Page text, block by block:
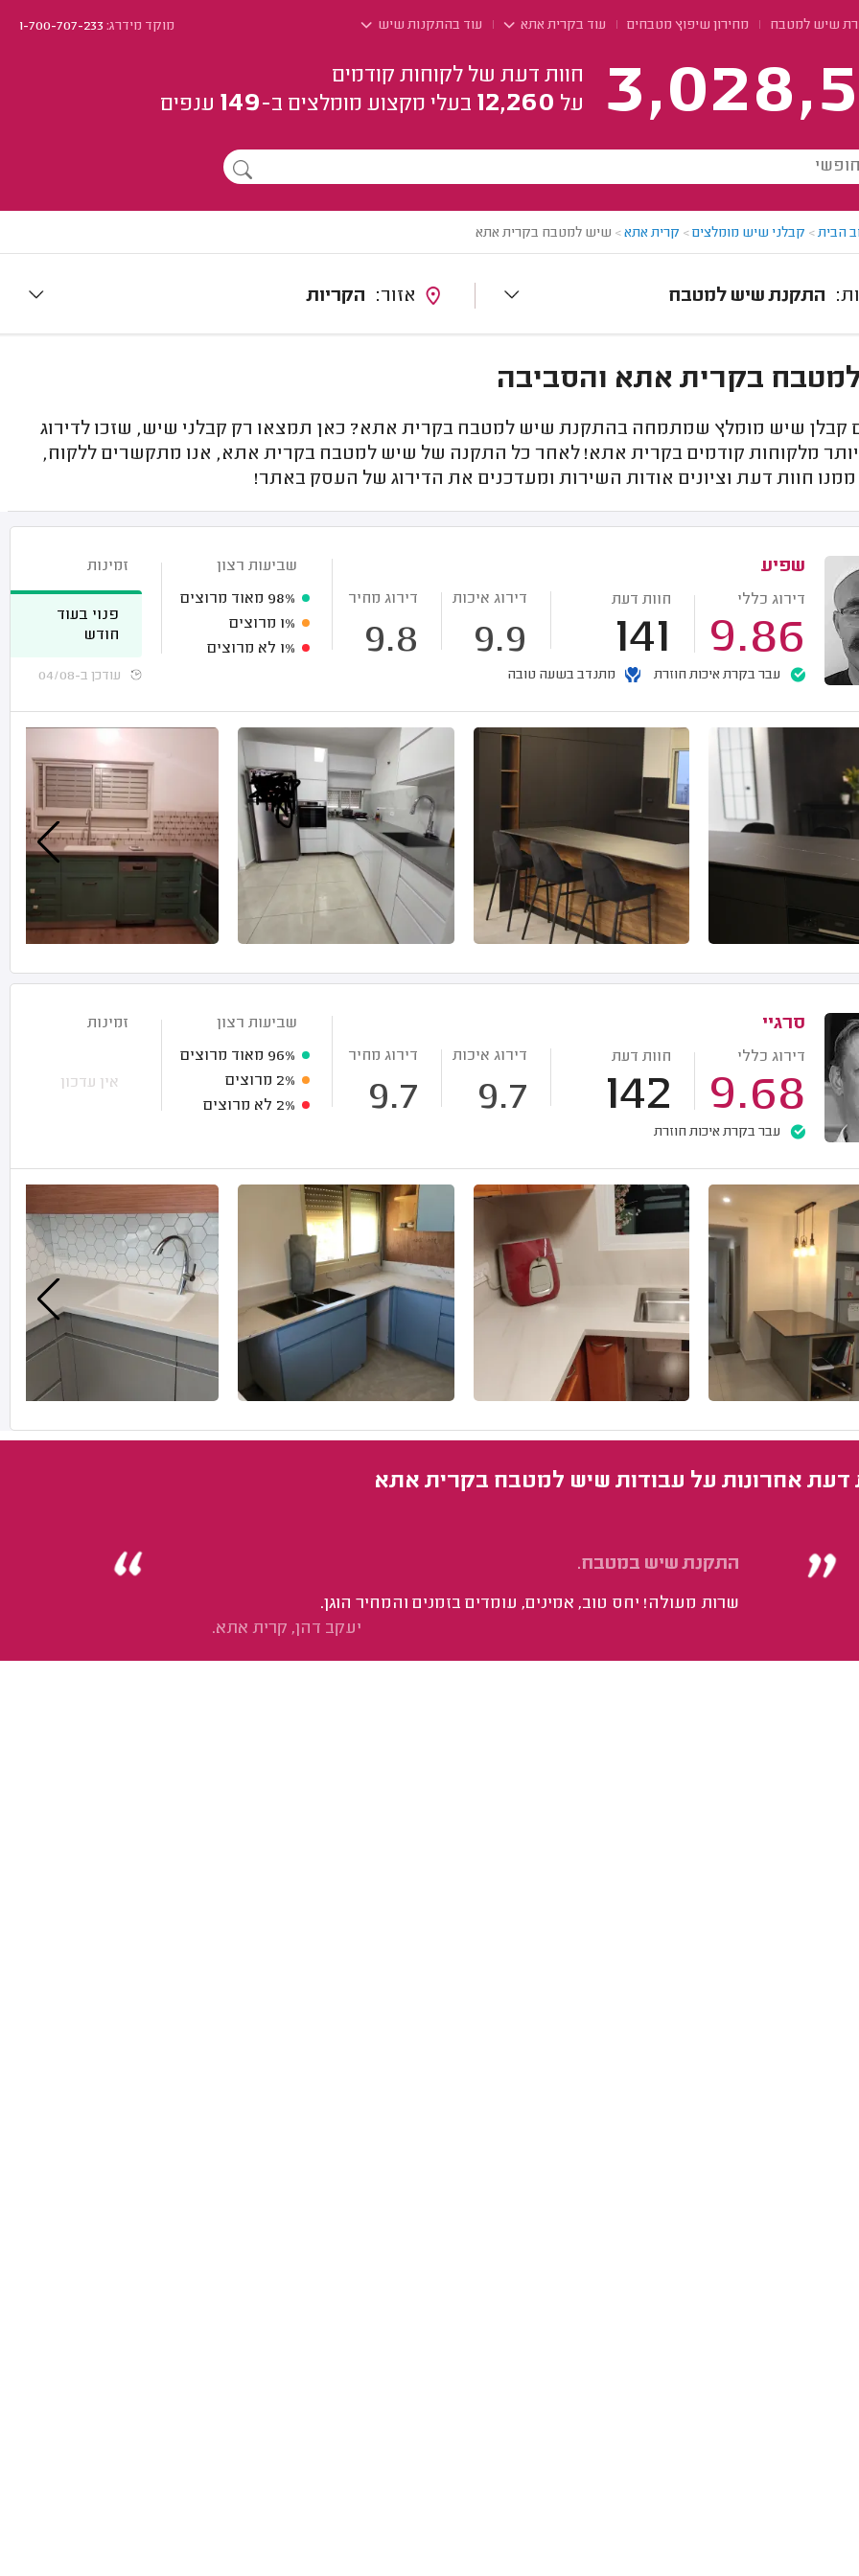
שיש למטבח מחירון שיפוץ מטבחים עוד בקרית אתא עוד בהתקנות שיש מוקד מידרג:1-700-707-233
חוות דעת של לקוחות קודמים
על 12,260 בעלי מקצוע מומלצים ב-149 ענפים
הבית> קבלני שיש מומלצים> קרית אתא> שיש למטבח בקרית אתא
התקנת שיש למטבח הקריות
בקרית אתא והסביבה
קבלן שיש מומלץ שמתמחה בהתקנת שיש למטבח בקרית אתא? כאן תמצאו רק קבלני שיש, שזכו לדירוג
מלקוחות קודמים בקרית אתא! לאחר כל התקנה של שיש למטבח בקרית אתא, אנו מתקשרים ללקוח,
חוות דעת וציונים אודות השירות ומעדכנים את הדירוג של העסק באתר!
שפיע
דירוג כללי
9.86
חוות דעת
141
דירוג איכות
9.9
דירוג מחיר
9.8
עבר בקרת איכות חוזרת מתנדב בשעה טובה
שביעות רצון
98% מאוד מרוצים
1% מרוצים
1% לא מרוצים
זמינות
פנוי בעוד
חודש
עודכן ב-04/08
סרגיי
דירוג כללי
9.68
חוות דעת
142
דירוג איכות
9.7
דירוג מחיר
9.7
עבר בקרת איכות חוזרת
שביעות רצון
96% מאוד מרוצים
2% מרוצים
2% לא מרוצים
זמינות
אין עדכון
דעת אחרונות על עבודות שיש למטבח בקרית אתא
התקנת שיש במטבח.
שרות מעולה! יחס טוב, אמינים, עומדים בזמנים והמחיר הוגן.
יעקב דהן, קרית אתא.